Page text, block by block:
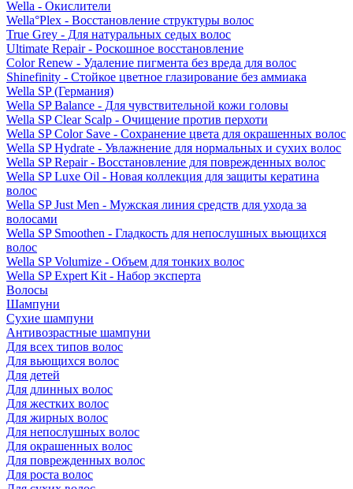
Wella - Окислители
Wella°Plex - Восстановление структуры волос
True Grey - Для натуральных седых волос
Ultimate Repair - Роскошное восстановление
Color Renew - Удаление пигмента без вреда для волос
Shinefinity - Стойкое цветное глазирование без аммиака
Wella SP (Германия)
Wella SP Balance - Для чувствительной кожи головы
Wella SP Clear Scalp - Очищение против перхоти
Wella SP Color Save - Сохранение цвета для окрашенных волос
Wella SP Hydrate - Увлажнение для нормальных и сухих волос
Wella SP Repair - Восстановление для поврежденных волос
Wella SP Luxe Oil - Новая коллекция для защиты кератина
волос
Wella SP Just Men - Мужская линия средств для ухода за
волосами
Wella SP Smoothen - Гладкость для непослушных вьющихся
волос
Wella SP Volumize - Объем для тонких волос
Wella SP Expert Kit - Набор эксперта
Волосы
Шампуни
Сухие шампуни
Антивозрастные шампуни
Для всех типов волос
Для вьющихся волос
Для детей
Для длинных волос
Для жестких волос
Для жирных волос
Для непослушных волос
Для окрашенных волос
Для поврежденных волос
Для роста волос